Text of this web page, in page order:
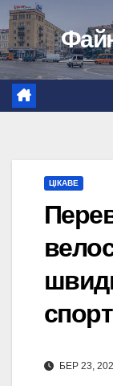
Перейти
до
вмісту
ЦІКАВЕ
БЕР 23,